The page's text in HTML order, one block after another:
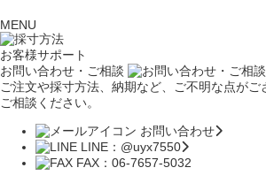
MENU
お客様サポート
お問い合わせ・ご相談
ご注文や採寸方法、納期など、ご不明な点がご
ご相談ください。
お問い合わせ
LINE：@uyx7550
FAX：06-7657-5032